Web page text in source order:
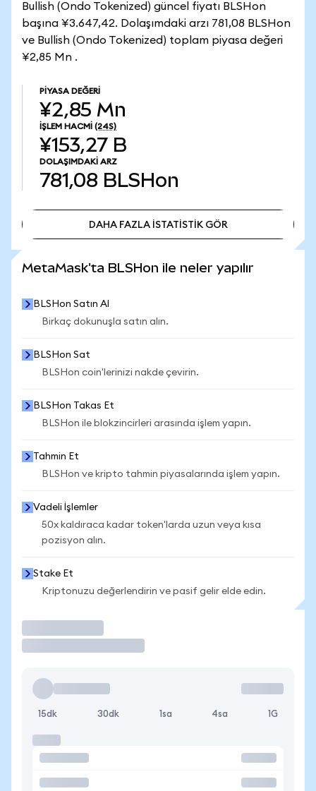
Bullish (Ondo Tokenized) güncel fiyatı BLSHon
başına ¥3.647,42. Dolaşımdaki arzı 781,08 BLSHon
ve Bullish (Ondo Tokenized) toplam piyasa değeri
¥2,85 Mn .
PIYASA DEĞERI
¥2,85 Mn
İŞLEM HACMI (24S)
¥153,27 B
DOLAŞIMDAKI ARZ
781,08 BLSHon
DAHA FAZLA İSTATİSTİK GÖR
MetaMask'ta BLSHon ile neler yapılır
BLSHon Satın Al
Birkaç dokunuşla satın alın.
BLSHon Sat
BLSHon coin'lerinizi nakde çevirin.
BLSHon Takas Et
BLSHon ile blokzincirleri arasında işlem yapın.
Tahmin Et
BLSHon ve kripto tahmin piyasalarında işlem yapın.
Vadeli İşlemler
50x kaldıraca kadar token'larda uzun veya kısa
pozisyon alın.
Stake Et
Kriptonuzu değerlendirin ve pasif gelir elde edin.
15dk 30dk 1sa 4sa 1G